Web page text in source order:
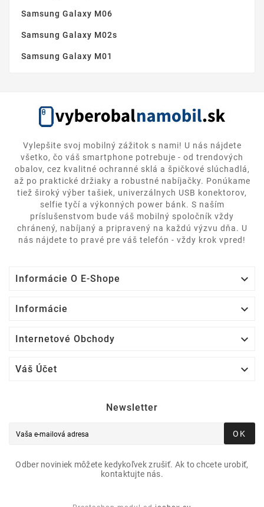
Samsung Galaxy M06
Samsung Galaxy M02s
Samsung Galaxy M01
Vylepšite svoj mobilný zážitok s nami! U nás nájdete
všetko, čo váš smartphone potrebuje - od trendových
obalov, cez kvalitné ochranné sklá a špičkové slúchadlá,
až po praktické držiaky a robustné nabíjačky. Ponúkame
tiež široký výber tašiek, univerzálnych USB konektorov,
selfie tyčí a výkonných power bánk. S naším
príslušenstvom bude váš mobilný spoločník vždy
chránený, nabíjaný a pripravený na každú výzvu dňa. U
nás nájdete to pravé pre váš telefón - vždy krok vpred!
Informácie O E-Shope 
Informácie 
Internetové Obchody 
Váš Účet 
Newsletter
OK
Odber noviniek môžete kedykoľvek zrušiť. Ak to chcete urobiť,
kontaktujte nás.